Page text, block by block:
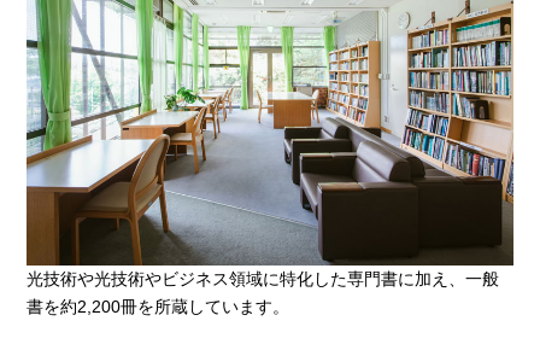
光技術や光技術やビジネス領域に特化した専門書に加え、一般
書を約2,200冊を所蔵しています。